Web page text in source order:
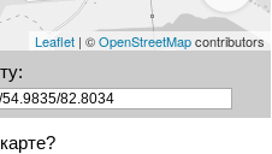
Leaflet| ©OpenStreetMapcontributors